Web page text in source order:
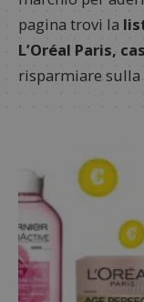
pagina trovi la
L’Oréal Paris,
risparmiare sulla